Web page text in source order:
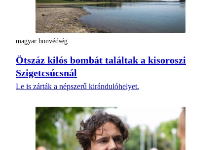
magyar honvédség
Ötszáz kilós bombát találtak a kisoroszi
Szigetcsúcsnál
Le is zárták a népszerű kirándulóhelyet.